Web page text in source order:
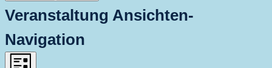
Veranstaltung Ansichten-
Navigation